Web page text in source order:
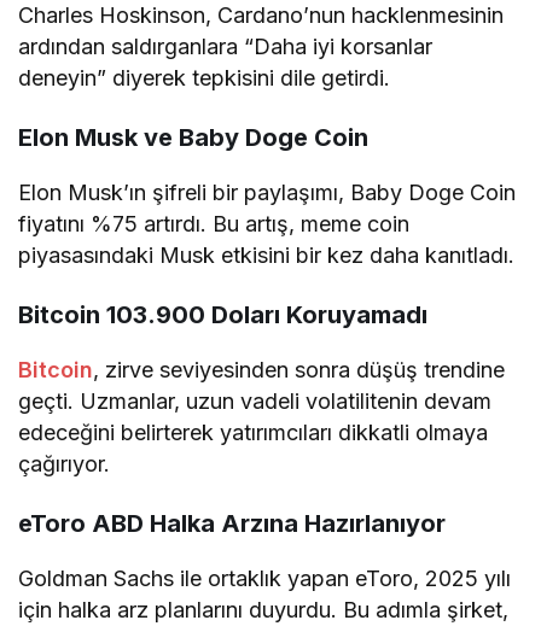
Charles Hoskinson, Cardano’nun hacklenmesinin
ardından saldırganlara “Daha iyi korsanlar
deneyin” diyerek tepkisini dile getirdi.
Elon Musk ve Baby Doge Coin
Elon Musk’ın şifreli bir paylaşımı, Baby Doge Coin
fiyatını %75 artırdı. Bu artış, meme coin
piyasasındaki Musk etkisini bir kez daha kanıtladı.
Bitcoin 103.900 Doları Koruyamadı
Bitcoin, zirve seviyesinden sonra düşüş trendine
geçti. Uzmanlar, uzun vadeli volatilitenin devam
edeceğini belirterek yatırımcıları dikkatli olmaya
çağırıyor.
eToro ABD Halka Arzına Hazırlanıyor
Goldman Sachs ile ortaklık yapan eToro, 2025 yılı
için halka arz planlarını duyurdu. Bu adımla şirket,